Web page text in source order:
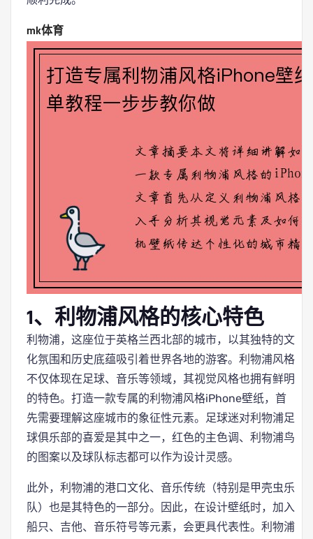
mk体育
1、利物浦风格的核心特色
利物浦，这座位于英格兰西北部的城市，以其独特的文
化氛围和历史底蕴吸引着世界各地的游客。利物浦风格
不仅体现在足球、音乐等领域，其视觉风格也拥有鲜明
的特色。打造一款专属的利物浦风格iPhone壁纸，首
先需要理解这座城市的象征性元素。足球迷对利物浦足
球俱乐部的喜爱是其中之一，红色的主色调、利物浦鸟
的图案以及球队标志都可以作为设计灵感。
此外，利物浦的港口文化、音乐传统（特别是甲壳虫乐
队）也是其特色的一部分。因此，在设计壁纸时，加入
船只、吉他、音乐符号等元素，会更具代表性。利物浦